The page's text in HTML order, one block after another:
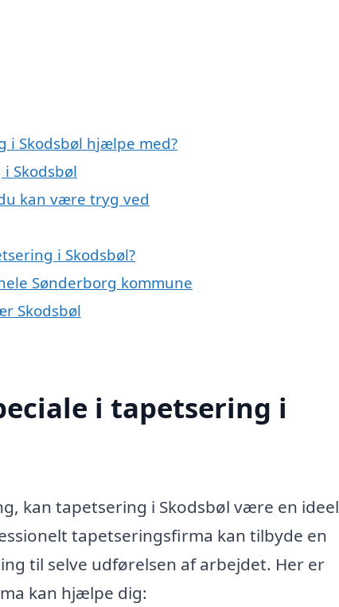
i Skodsbøl hjælpe med?
Skodsbøl
kan være tryg ved
i Skodsbøl?
Sønderborg kommune
Skodsbøl
i tapetsering i
kan tapetsering i Skodsbøl være en ideel
tapetseringsfirma kan tilbyde en
til selve udførelsen af arbejdet. Her er
kan hjælpe dig: